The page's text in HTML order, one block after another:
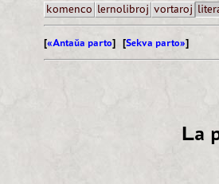
komenco lernolibroj vortaroj
[«Antaŭa parto] [Sekva parto»]
La